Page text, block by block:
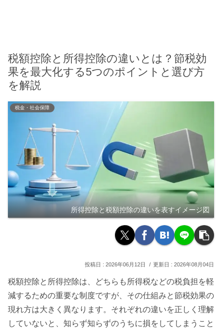
税額控除と所得控除の違いとは？節税効
果を最大化する5つのポイントと選び方
を解説
税金・社会保障
所得控除と税額控除の違いを表すイメージ図
2026年06月12日 2026年08月04日
税額控除と所得控除は、どちらも所得税などの税負担を軽
減するための重要な制度ですが、その仕組みと節税効果の
現れ方は大きく異なります。それぞれの違いを正しく理解
していないと、知らず知らずのうちに損をしてしまうこと